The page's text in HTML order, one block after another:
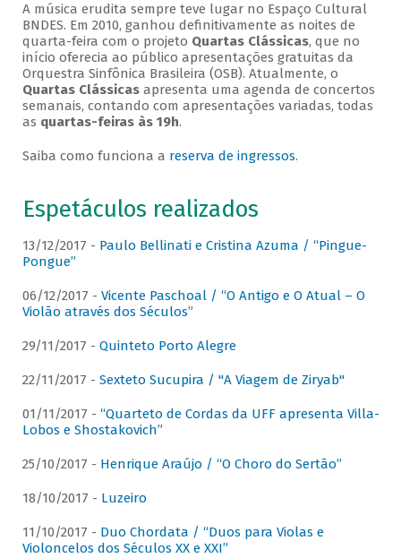
A música erudita sempre teve lugar no Espaço Cultural
BNDES. Em 2010, ganhou definitivamente as noites de
quarta-feira com o projeto Quartas Clássicas, que no
início oferecia ao público apresentações gratuitas da
Orquestra Sinfônica Brasileira (OSB). Atualmente, o
Quartas Clássicasapresenta uma agenda de concertos
semanais, contando com apresentações variadas, todas
as quartas-feiras às 19h.
Saiba como funciona a reserva de ingressos.
Espetáculos realizados
13/12/2017 - Paulo Bellinati e Cristina Azuma / “Pingue-
Pongue”
06/12/2017 - Vicente Paschoal / “O Antigo e O Atual – O
Violão através dos Séculos”
29/11/2017 - Quinteto Porto Alegre
22/11/2017 - Sexteto Sucupira / "A Viagem de Ziryab"
01/11/2017 - “Quarteto de Cordas da UFF apresenta Villa-
Lobos e Shostakovich”
25/10/2017 - Henrique Araújo / “O Choro do Sertão”
18/10/2017 - Luzeiro
11/10/2017 - Duo Chordata / “Duos para Violas e
Violoncelos dos Séculos XX e XXI”